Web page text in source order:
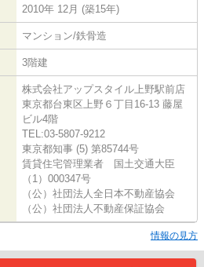
2010年 12月 (築15年)
マンション/鉄骨造
3階建
株式会社アップスタイル上野駅前店
東京都台東区上野６丁目16-13 藤屋
ビル4階
TEL:03-5807-9212
東京都知事 (5) 第85744号
賃貸住宅管理業者 国土交通大臣
（1）000347号
（公）社団法人全日本不動産協会
（公）社団法人不動産保証協会
情報の見方